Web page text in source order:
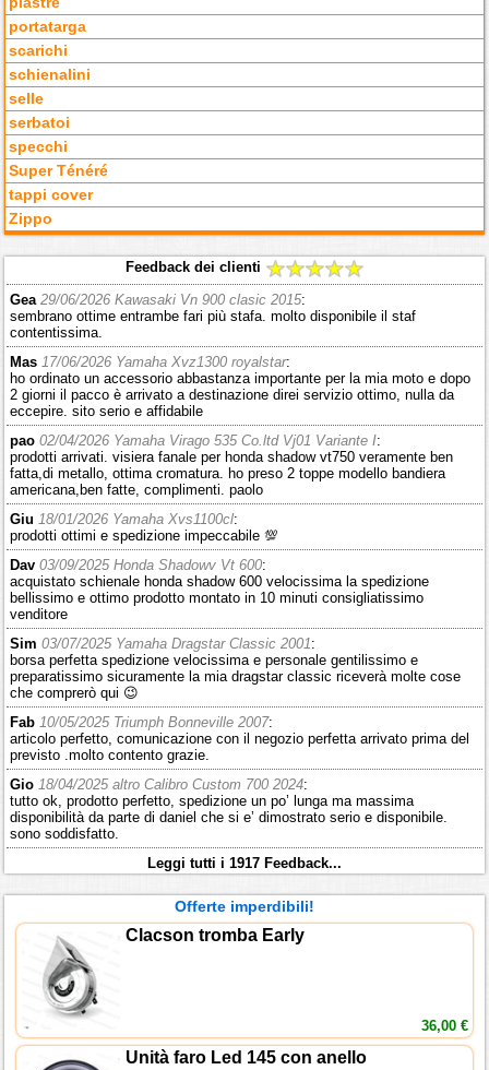
portatarga
scarichi
schienalini
selle
serbatoi
specchi
Super Ténéré
tappi cover
Zippo
Feedback dei clienti
Gea 29/06/2026 Kawasaki Vn 900 clasic 2015:
sembrano ottime entrambe fari più stafa. molto disponibile il staf
contentissima.
Mas 17/06/2026 Yamaha Xvz1300 royalstar:
ho ordinato un accessorio abbastanza importante per la mia moto e dopo
2 giorni il pacco è arrivato a destinazione direi servizio ottimo, nulla da
eccepire. sito serio e affidabile
pao 02/04/2026 Yamaha Virago 535 Co.ltd Vj01 Variante I:
prodotti arrivati. visiera fanale per honda shadow vt750 veramente ben
fatta,di metallo, ottima cromatura. ho preso 2 toppe modello bandiera
americana,ben fatte, complimenti. paolo
Giu 18/01/2026 Yamaha Xvs1100cl:
prodotti ottimi e spedizione impeccabile 💯
Dav 03/09/2025 Honda Shadowv Vt 600:
acquistato schienale honda shadow 600 velocissima la spedizione
bellissimo e ottimo prodotto montato in 10 minuti consigliatissimo
venditore
Sim 03/07/2025 Yamaha Dragstar Classic 2001:
borsa perfetta spedizione velocissima e personale gentilissimo e
preparatissimo sicuramente la mia dragstar classic riceverà molte cose
che comprerò qui 😉
Fab 10/05/2025 Triumph Bonneville 2007:
articolo perfetto, comunicazione con il negozio perfetta arrivato prima del
previsto .molto contento grazie.
Gio 18/04/2025 altro Calibro Custom 700 2024:
tutto ok, prodotto perfetto, spedizione un po’ lunga ma massima
disponibilità da parte di daniel che si e’ dimostrato serio e disponibile.
sono soddisfatto.
Leggi tutti i 1917 Feedback...
Offerte imperdibili!
Clacson tromba Early
36,00 €
Unità faro Led 145 con anello